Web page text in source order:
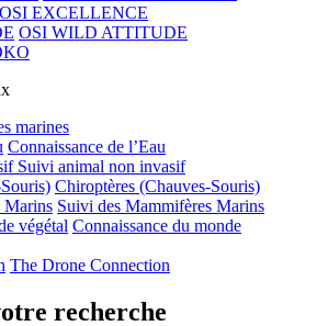
OSI EXCELLENCE
OSI WILD ATTITUDE
marines
Connaissance de l’Eau
Suivi animal non invasif
Chiroptères (Chauves-Souris)
Marins Suivi des Mammifères Marins
végétal Connaissance du monde
The Drone Connection
recherche